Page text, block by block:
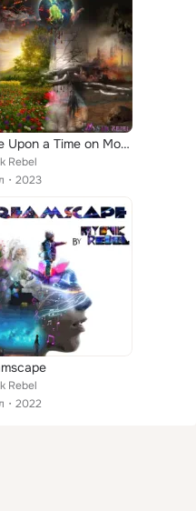
Once Upon a Time on Mother Earth
Rebel
2023
Rebel
2022